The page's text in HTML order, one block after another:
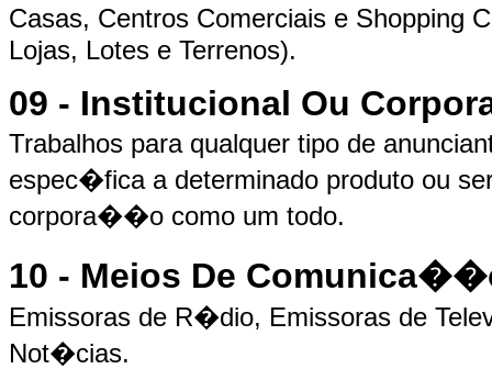
Casas, Centros Comerciais e
Lojas, Lotes e Terrenos).
09 - Institucional Ou
Trabalhos para qualquer tipo de
espec�fica a determinado produto ou
corpora��o como um todo.
10 - Meios De
Emissoras de R�dio, Emissoras de
Not�cias.